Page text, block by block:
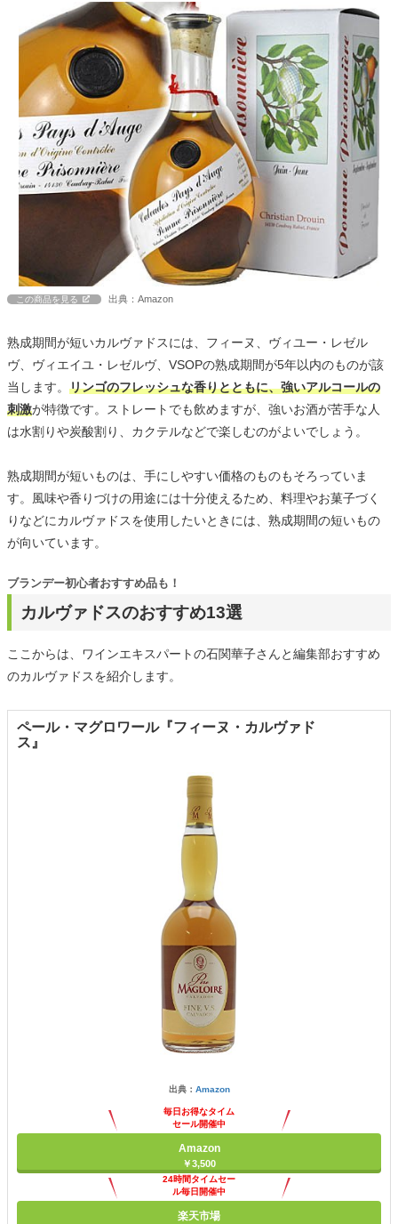
この商品を見る 出典：Amazon
熟成期間が短いカルヴァドスには、フィーヌ、ヴィユー・レゼル
ヴ、ヴィエイユ・レゼルヴ、VSOPの熟成期間が5年以内のものが該
当します。 リンゴのフレッシュな香りとともに、強いアルコールの
刺激が特徴です。ストレートでも飲めますが、強いお酒が苦手な人
は水割りや炭酸割り、カクテルなどで楽しむのがよいでしょう。
熟成期間が短いものは、手にしやすい価格のものもそろっていま
す。風味や香りづけの用途には十分使えるため、料理やお菓子づく
りなどにカルヴァドスを使用したいときには、熟成期間の短いもの
が向いています。
カルヴァドスのおすすめ13選
ブランデー初心者おすすめ品も！
ここからは、ワインエキスパートの石関華子さんと編集部おすすめ
のカルヴァドスを紹介します。
ペール・マグロワール『フィーヌ・カルヴァド
ス』
出典： Amazon
毎日お得なタイム
セール開催中
Amazon
￥3,500
24時間タイムセー
ル毎日開催中
楽天市場